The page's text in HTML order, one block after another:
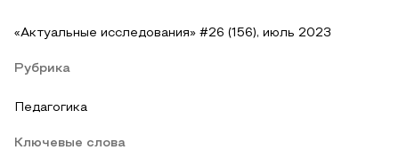
«Актуальные исследования» #26 (156), июль 2023
Рубрика
Педагогика
Ключевые слова